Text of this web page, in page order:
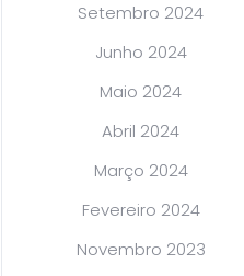
Setembro 2024
Junho 2024
Maio 2024
Abril 2024
Março 2024
Fevereiro 2024
Novembro 2023